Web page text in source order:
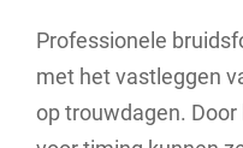
Professionele
met het vastleggen
op trouwdagen. Door